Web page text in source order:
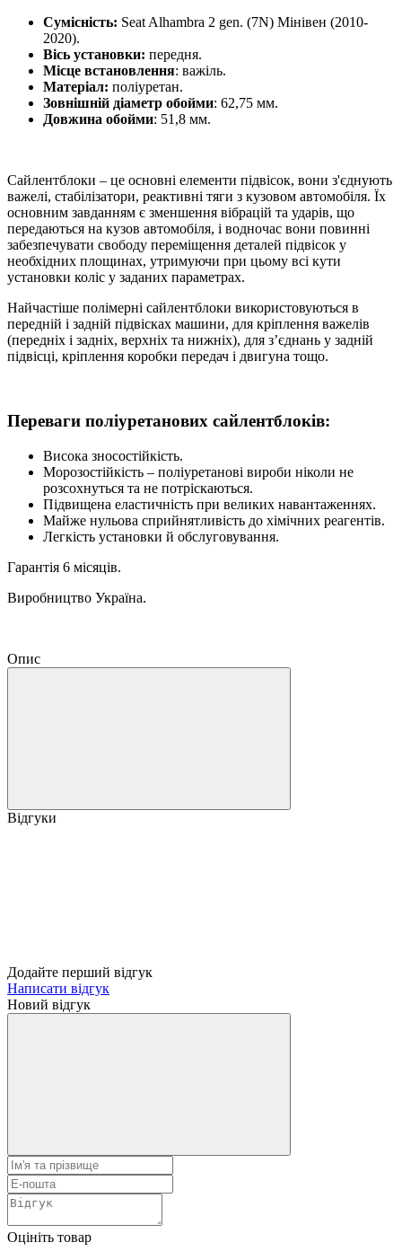
Сумісність: Seat Alhambra 2 gen. (7N) Мінівен (2010-
2020).
Вісь установки: передня.
Місце встановлення: важіль.
Матеріал: поліуретан.
Зовнішній діаметр обойми: 62,75 мм.
Довжина обойми: 51,8 мм.
Сайлентблоки – це основні елементи підвісок, вони з'єднують
важелі, стабілізатори, реактивні тяги з кузовом автомобіля. Їх
основним завданням є зменшення вібрацій та ударів, що
передаються на кузов автомобіля, і водночас вони повинні
забезпечувати свободу переміщення деталей підвісок у
необхідних площинах, утримуючи при цьому всі кути
установки коліс у заданих параметрах.
Найчастіше полімерні сайлентблоки використовуються в
передній і задній підвісках машини, для кріплення важелів
(передніх і задніх, верхніх та нижніх), для з’єднань у задній
підвісці, кріплення коробки передач і двигуна тощо.
Переваги поліуретанових сайлентблоків:
Висока зносостійкість.
Морозостійкість – поліуретанові вироби ніколи не
розсохнуться та не потріскаються.
Підвищена еластичність при великих навантаженнях.
Майже нульова сприйнятливість до хімічних реагентів.
Легкість установки й обслуговування.
Гарантія 6 місяців.
Виробництво Україна.
Опис
Відгуки
Додайте перший відгук
Написати відгук
Новий відгук
Оцініть товар